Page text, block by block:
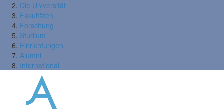
Die Universität
Fakultäten
Forschung
Studium
Einrichtungen
Alumni
International